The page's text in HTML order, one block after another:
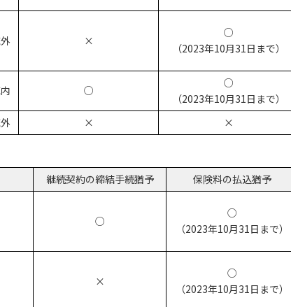
×
○
（2023年10月31日まで）
○
○
（2023年10月31日まで）
× ×
継続契約の締結手続猶予
保険料の払込猶予
○
○
（2023年10月31日まで）
×
○
（2023年10月31日まで）